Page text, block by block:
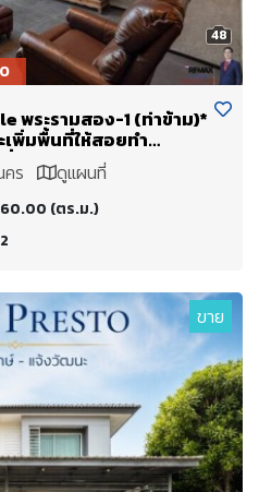
48
พระรามสอง-1 (ท่าข้าม)*
เพิ่มพื้นที่ให้สอยทำ
สอย + จาก 160 ตร.ม.
คร ดูแผนที่
(ตร.ม.)
2
ขาย